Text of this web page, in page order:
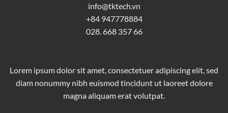
info@tktech.vn
+84 947778884
028. 668 357 66
Lorem ipsum dolor sit amet, consectetuer adipiscing elit, sed
diam nonummy nibh euismod tincidunt ut laoreet dolore
magna aliquam erat volutpat.